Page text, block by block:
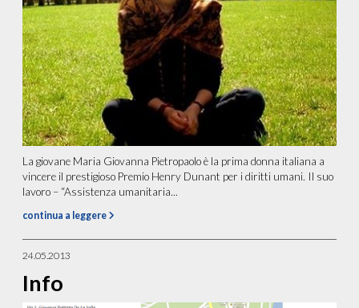
La giovane Maria Giovanna Pietropaolo è la prima donna italiana a
vincere il prestigioso Premio Henry Dunant per i diritti umani. Il suo
lavoro – “Assistenza umanitaria...
continua a leggere
24.05.2013
Info